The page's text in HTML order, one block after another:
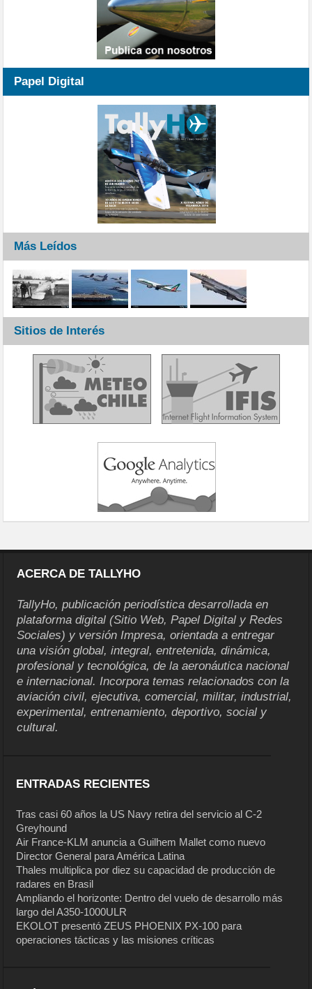
Papel Digital
Más Leídos
Sitios de Interés
ACERCA DE TALLYHO
TallyHo, publicación periodística desarrollada en
plataforma digital (Sitio Web, Papel Digital y Redes
Sociales) y versión Impresa, orientada a entregar
una visión global, integral, entretenida, dinámica,
profesional y tecnológica, de la aeronáutica nacional
e internacional. Incorpora temas relacionados con la
aviación civil, ejecutiva, comercial, militar, industrial,
experimental, entrenamiento, deportivo, social y
cultural.
ENTRADAS RECIENTES
Tras casi 60 años la US Navy retira del servicio al C-2
Greyhound
Air France-KLM anuncia a Guilhem Mallet como nuevo
Director General para América Latina
Thales multiplica por diez su capacidad de producción de
radares en Brasil
Ampliando el horizonte: Dentro del vuelo de desarrollo más
largo del A350-1000ULR
EKOLOT presentó ZEUS PHOENIX PX-100 para
operaciones tácticas y las misiones críticas